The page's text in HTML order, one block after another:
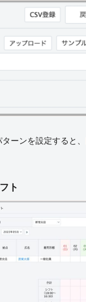
ーンを設定すると、
ト